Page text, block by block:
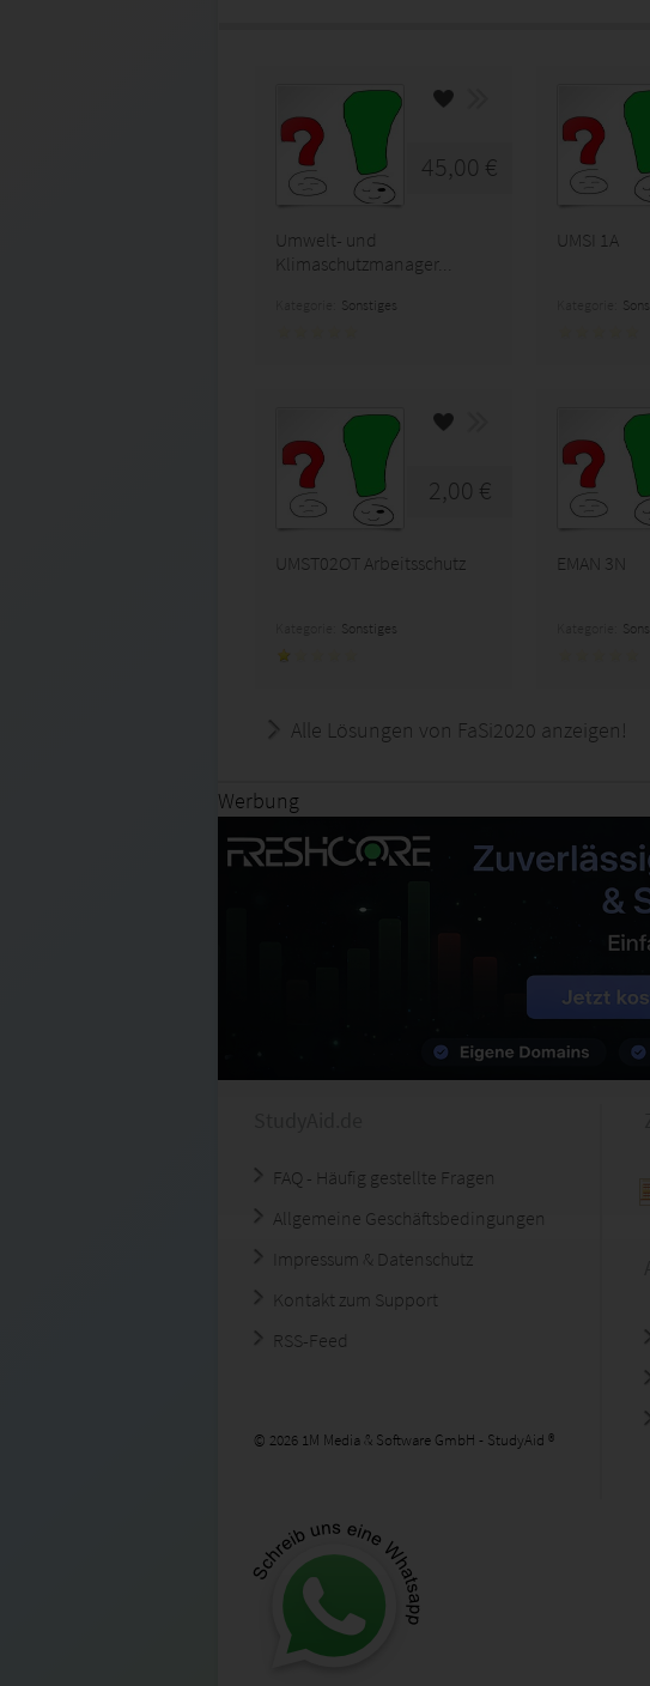
45,00 €
Umwelt- und
Klimaschutzmanager...
Sonstiges
UMSI 1A
2,00 €
UMST02OT Arbeitsschutz
Sonstiges
EMAN 3N
Alle Lösungen von FaSi2020 anzeigen!
Werbung
FAQ - Häufig gestellte Fragen
Allgemeine Geschäftsbedingungen
Impressum & Datenschutz
Kontakt zum Support
RSS-Feed
© 2026 1M Media & Software GmbH - StudyAid ®